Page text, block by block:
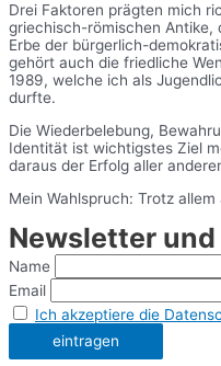
Drei Faktoren prägten mich
griechisch-römischen Antike,
Erbe der bürgerlich-
gehört auch die friedliche
1989, welche ich als
durfte.
Die Wiederbelebung,
Identität ist wichtigstes Ziel
daraus der Erfolg aller
Mein Wahlspruch: Trotz
Newsletter
Name
Email
Ich akzeptiere die